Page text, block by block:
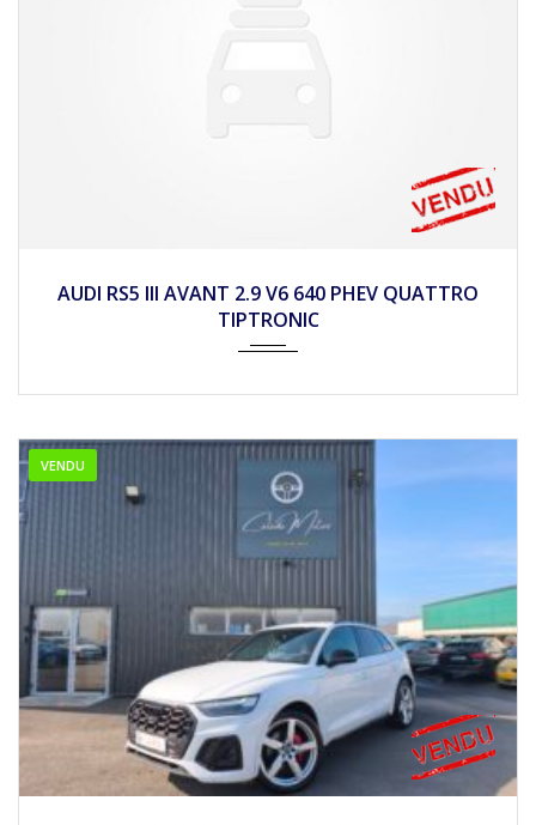
AUDI RS5 III AVANT 2.9 V6 640 PHEV QUATTRO
TIPTRONIC
VENDU